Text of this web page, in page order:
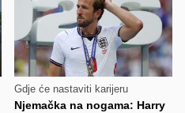
Gdje će nastaviti karijeru
Njemačka na nogama: Harry